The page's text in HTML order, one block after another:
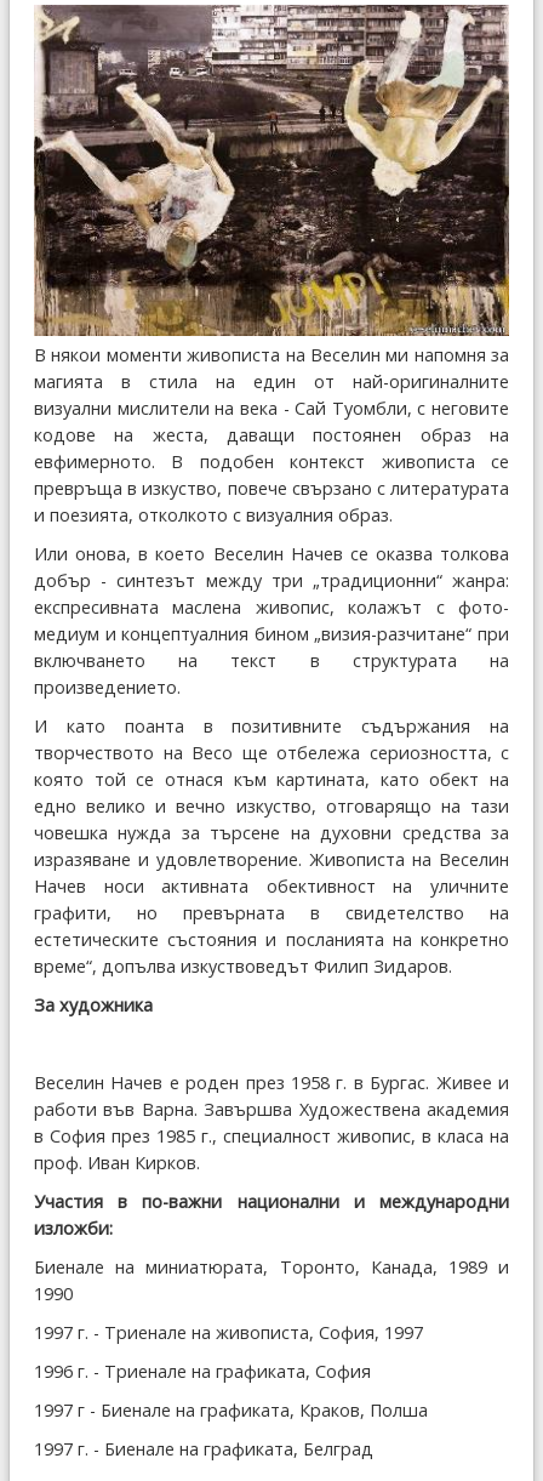
В някои моменти живописта на Веселин ми напомня за
магията в стила на един от най-оригиналните
визуални мислители на века - Сай Туомбли, с неговите
кодове на жеста, даващи постоянен образ на
евфимерното. В подобен контекст живописта се
превръща в изкуство, повече свързано с литературата
и поезията, отколкото с визуалния образ.
Или онова, в което Веселин Начев се оказва толкова
добър - синтезът между три „традиционни“ жанра:
експресивната маслена живопис, колажът с фото-
медиум и концептуалния бином „визия-разчитане“ при
включването на текст в структурата на
произведението.
И като поанта в позитивните съдържания на
творчеството на Весо ще отбележа сериозността, с
която той се отнася към картината, като обект на
едно велико и вечно изкуство, отговарящо на тази
човешка нужда за търсене на духовни средства за
изразяване и удовлетворение. Живописта на Веселин
Начев носи активната обективност на уличните
графити, но превърната в свидетелство на
естетическите състояния и посланията на конкретно
време“, допълва изкуствоведът Филип Зидаров.
За художника
Веселин Начев е роден през 1958 г. в Бургас. Живее и
работи във Варна. Завършва Художествена академия
в София през 1985 г., специалност живопис, в класа на
проф. Иван Кирков.
Участия в по-важни национални и международни
изложби:
Биенале на миниатюрата, Торонто, Канада, 1989 и
1990
1997 г. - Триенале на живописта, София, 1997
1996 г. - Триенале на графиката, София
1997 г - Биенале на графиката, Краков, Полша
1997 г. - Биенале на графиката, Белград